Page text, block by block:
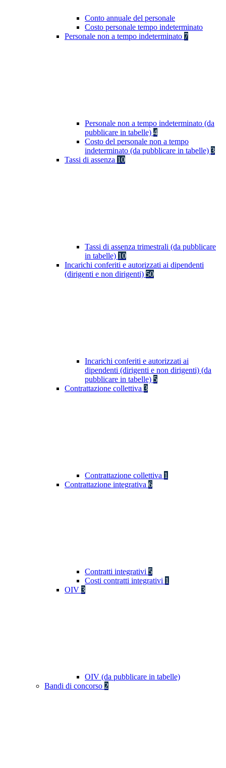
Conto annuale del personale
Costo personale tempo indeterminato
Personale non a tempo indeterminato 7
Personale non a tempo indeterminato (da
pubblicare in tabelle) 4
Costo del personale non a tempo
indeterminato (da pubblicare in tabelle) 3
Tassi di assenza 10
Tassi di assenza trimestrali (da pubblicare
in tabelle) 10
Incarichi conferiti e autorizzati ai dipendenti
(dirigenti e non dirigenti) 50
Incarichi conferiti e autorizzati ai
dipendenti (dirigenti e non dirigenti) (da
pubblicare in tabelle) 5
Contrattazione collettiva 3
Contrattazione collettiva 1
Contrattazione integrativa 6
Contratti integrativi 5
Costi contratti integrativi 1
OIV 3
OIV (da pubblicare in tabelle)
Bandi di concorso 2